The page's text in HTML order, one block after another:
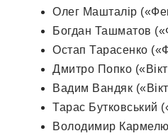
Олег Машталір
Богдан Ташматов
Остап Тарасенко
Дмитро Попко
Вадим Вандяк
Тарас Бутковський
Володимир